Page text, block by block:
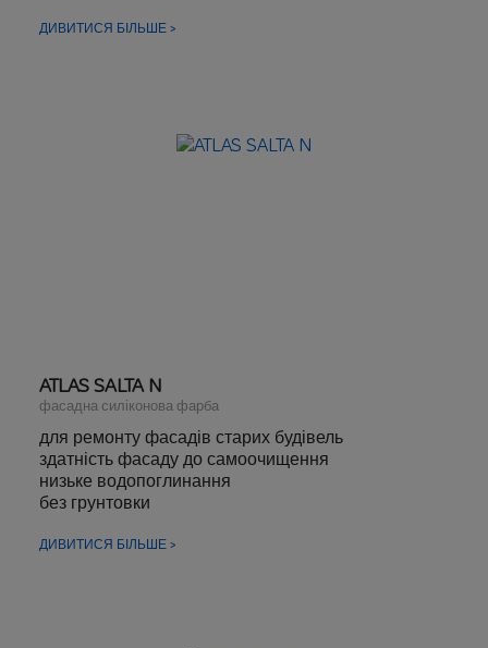
висока еластичність
ДИВИТИСЯ БІЛЬШЕ >
ATLAS SALTA N
фасадна силіконова фарба
для ремонту фасадів старих будівель
здатність фасаду до самоочищення
низьке водопоглинання
без грунтовки
ДИВИТИСЯ БІЛЬШЕ >